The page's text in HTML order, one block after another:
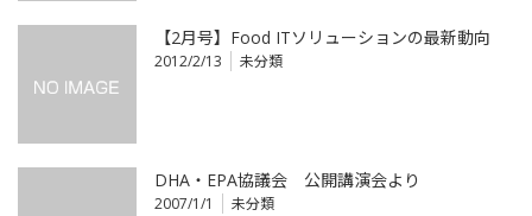
【2月号】Food ITソリューションの最新動向
2012/2/13 未分類
DHA・EPA協議会 公開講演会より
2007/1/1 未分類